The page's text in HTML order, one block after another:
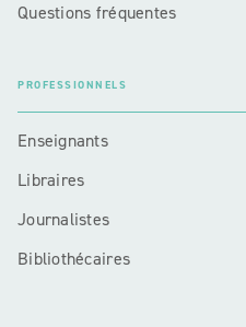
Questions fréquentes
PROFESSIONNELS
Enseignants
Libraires
Journalistes
Bibliothécaires